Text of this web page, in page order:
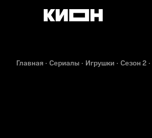
Главная Сериалы Игрушки Сезон 2